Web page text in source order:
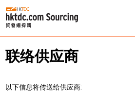
联络供应商
以下信息将传送给供应商: